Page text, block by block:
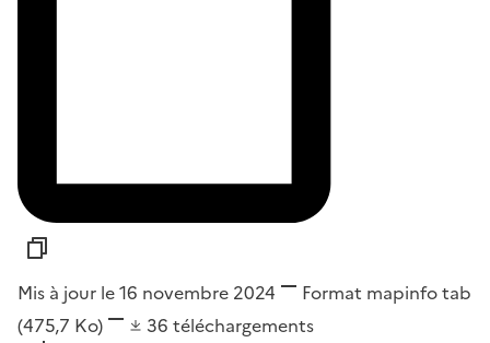
Mis à jour le 16 novembre 2024 Format mapinfo tab
(475,7 Ko)
36 téléchargements